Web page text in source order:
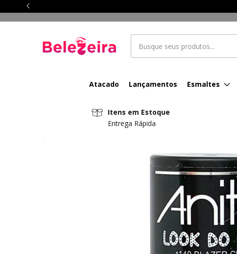
Atacado Lançamentos Esmaltes
Itens em Estoque
Entrega Rápida